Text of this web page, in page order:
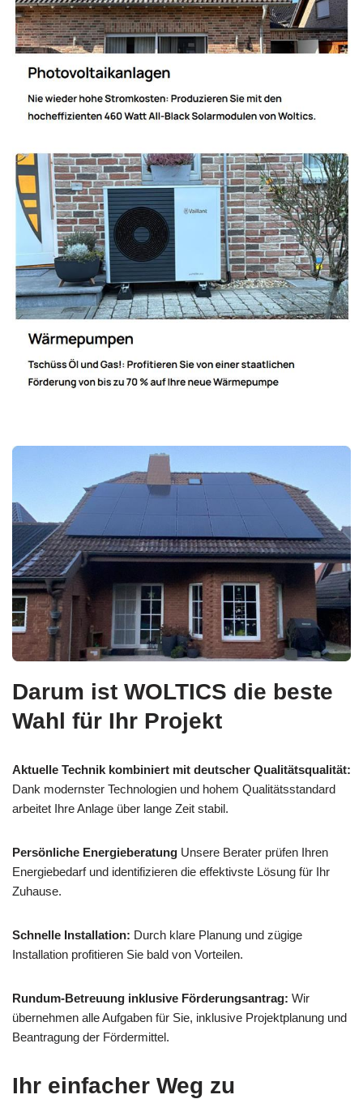
Darum ist WOLTICS die beste
Wahl für Ihr Projekt
Aktuelle Technik kombiniert mit deutscher Qualitätsqualität:
Dank modernster Technologien und hohem Qualitätsstandard
arbeitet Ihre Anlage über lange Zeit stabil.
Persönliche Energieberatung Unsere Berater prüfen Ihren
Energiebedarf und identifizieren die effektivste Lösung für Ihr
Zuhause.
Schnelle Installation: Durch klare Planung und zügige
Installation profitieren Sie bald von Vorteilen.
Rundum-Betreuung inklusive Förderungsantrag: Wir
übernehmen alle Aufgaben für Sie, inklusive Projektplanung und
Beantragung der Fördermittel.
Ihr einfacher Weg zu